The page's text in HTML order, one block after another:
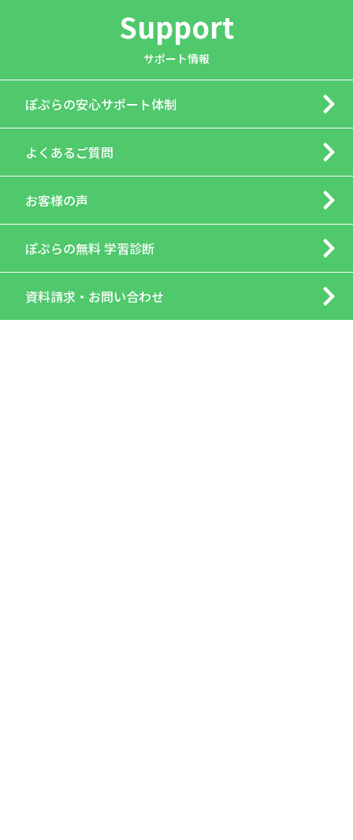
Support
サポート情報
ぽぷらの安心サポート体制
よくあるご質問
お客様の声
ぽぷらの無料 学習診断
資料請求・ お問い合わせ